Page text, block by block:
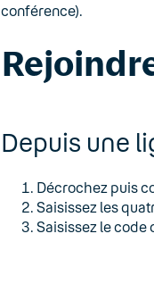
conférence).
Depuis une
Décrochez puis
Saisissez les
Saisissez le code